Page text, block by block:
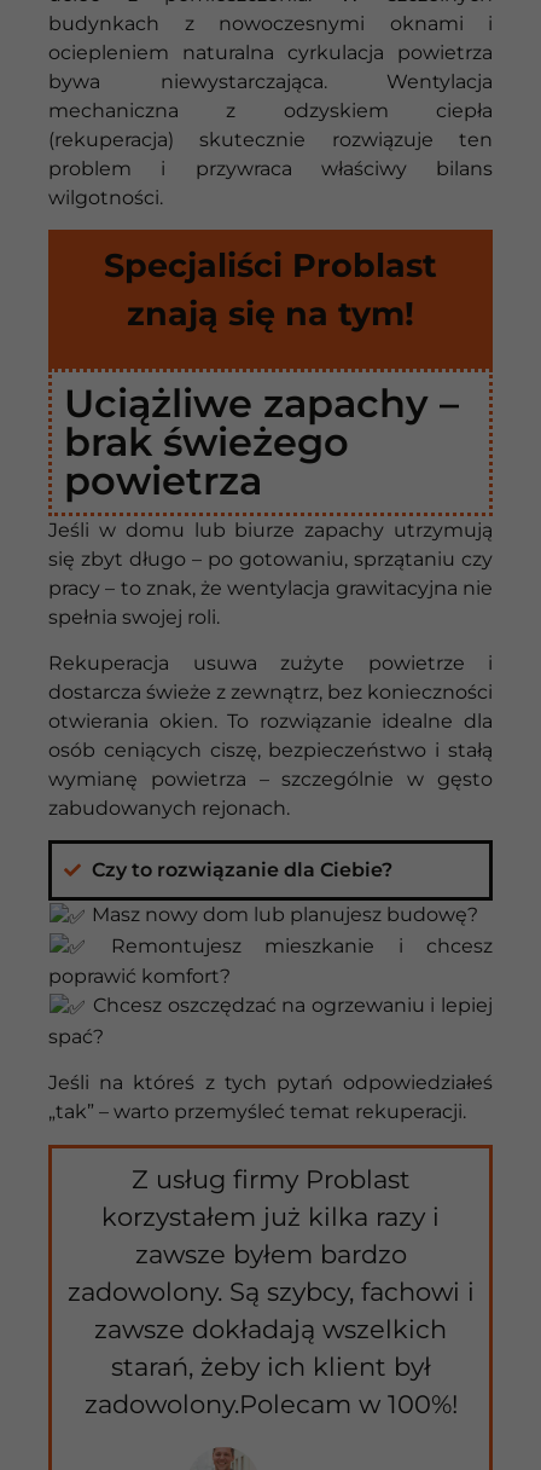
budynkach z nowoczesnymi oknami i
ociepleniem naturalna cyrkulacja powietrza
bywa niewystarczająca. Wentylacja
mechaniczna z odzyskiem ciepła
(rekuperacja) skutecznie rozwiązuje ten
problem i przywraca właściwy bilans
wilgotności.
Specjaliści Problast
znają się na tym!
Uciążliwe zapachy –
brak świeżego
powietrza
Jeśli w domu lub biurze zapachy utrzymują
się zbyt długo – po gotowaniu, sprzątaniu czy
pracy – to znak, że wentylacja grawitacyjna nie
spełnia swojej roli.
Rekuperacja usuwa zużyte powietrze i
dostarcza świeże z zewnątrz, bez konieczności
otwierania okien. To rozwiązanie idealne dla
osób ceniących ciszę, bezpieczeństwo i stałą
wymianę powietrza – szczególnie w gęsto
zabudowanych rejonach.
Czy to rozwiązanie dla Ciebie?
Masz nowy dom lub planujesz budowę?
Remontujesz mieszkanie i chcesz
poprawić komfort?
Chcesz oszczędzać na ogrzewaniu i lepiej
spać?
Jeśli na któreś z tych pytań odpowiedziałeś
„tak” – warto przemyśleć temat rekuperacji.
Z usług firmy Problast
korzystałem już kilka razy i
zawsze byłem bardzo
zadowolony. Są szybcy, fachowi i
zawsze dokładają wszelkich
starań, żeby ich klient był
zadowolony.Polecam w 100%!